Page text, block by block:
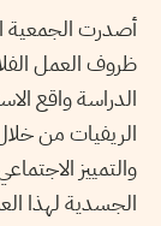
أصدرت الجمعية
ظروف العمل
الدراسة واقع
الريفيات من
والتمييز
الجسدية لهذا